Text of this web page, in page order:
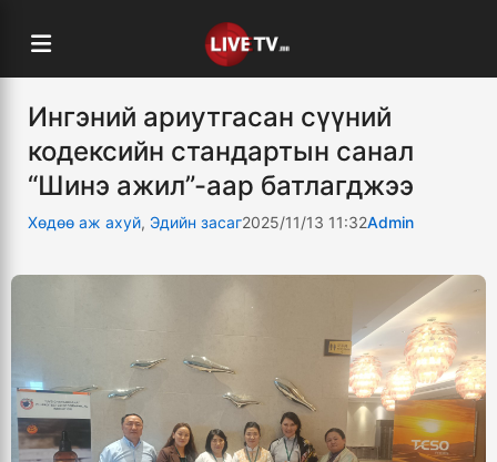
Ингэний ариутгасан сүүний
кодексийн стандартын санал
“Шинэ ажил”-аар батлагджээ
Хөдөө аж ахуй, Эдийн засаг2025/11/13 11:32Admin